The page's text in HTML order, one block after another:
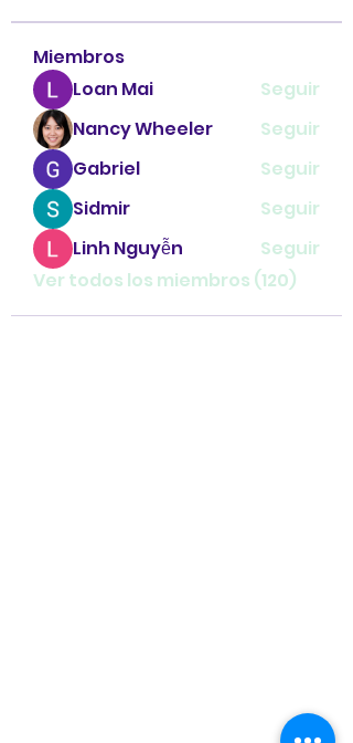
Miembros
Loan Mai
Seguir
Nancy Wheeler
Seguir
Gabriel
Seguir
Sidmir
Seguir
Linh Nguyễn
Seguir
Ver todos los miembros (120)